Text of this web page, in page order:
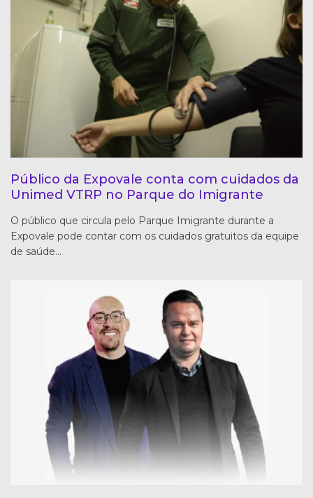
Público da Expovale conta com cuidados da
Unimed VTRP no Parque do Imigrante
O público que circula pelo Parque Imigrante durante a
Expovale pode contar com os cuidados gratuitos da equipe
de saúde…